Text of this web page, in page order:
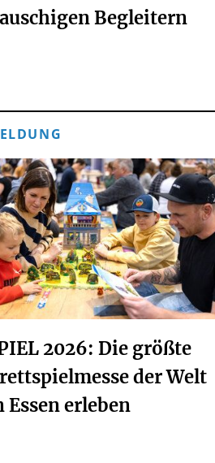
Begleitern
2026: Die größte
der Welt
Essen erleben